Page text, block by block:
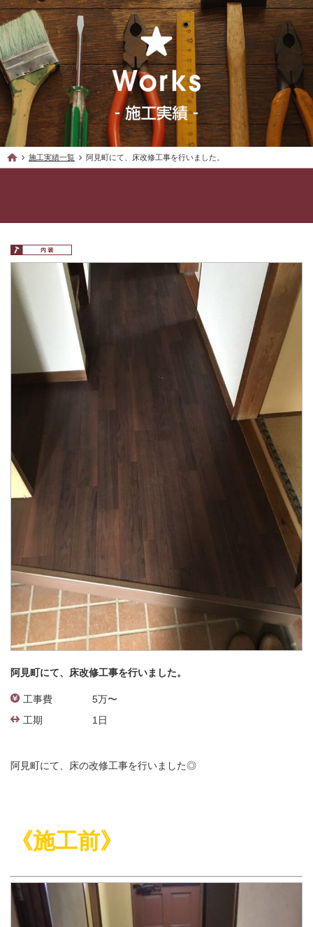
施工実績一覧 阿見町にて、床改修工事を行いました。
阿見町にて、床改修工事を行いました。
工事費
5万〜
工期
1日
阿見町にて、床の改修工事を行いました◎
《施工前》